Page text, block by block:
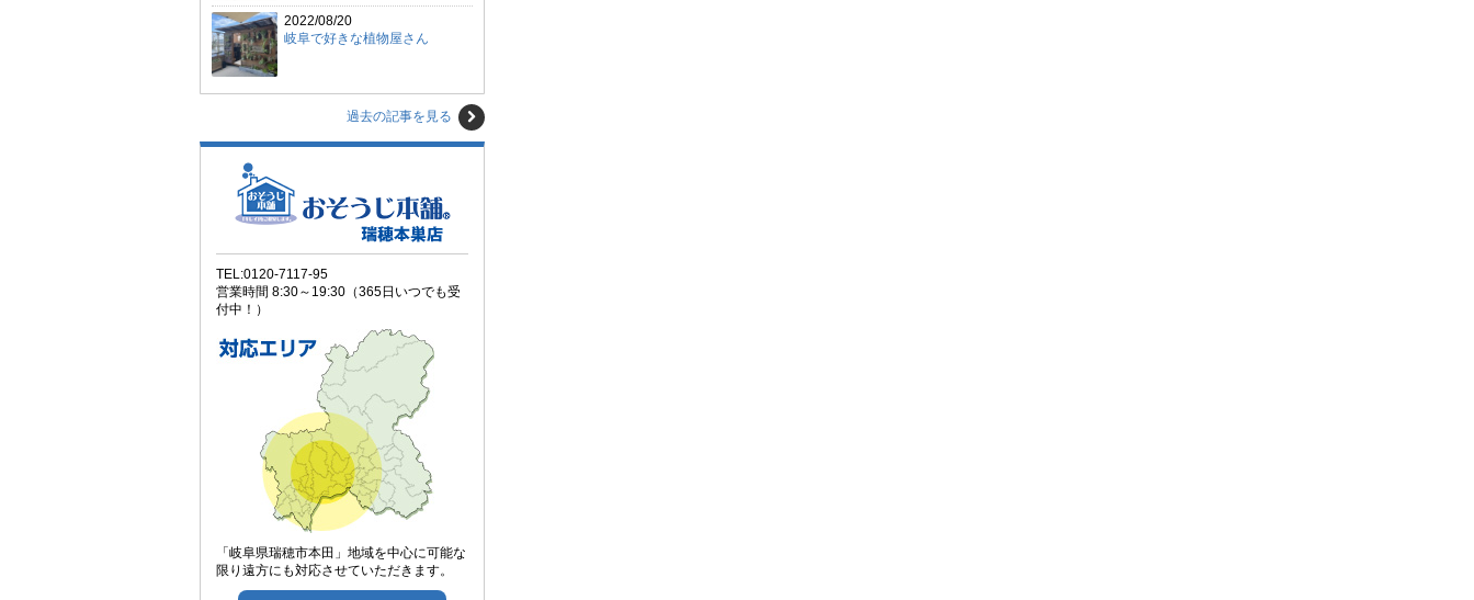
2022/08/20
岐阜で好きな植物屋さん
過去の記事を見る
TEL:0120-7117-95
営業時間 8:30～19:30（365日いつでも受
付中！）
「岐阜県瑞穂市本田」地域を中心に可能な
限り遠方にも対応させていただきます。